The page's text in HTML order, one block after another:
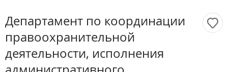
Департамент по координации
правоохранительной
деятельности, исполнения